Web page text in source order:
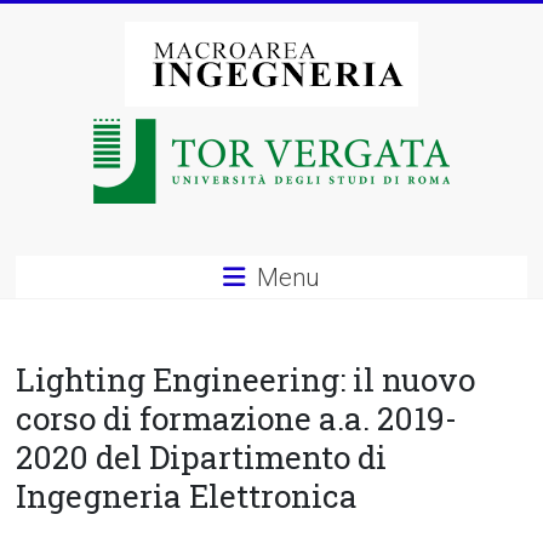
Macroarea
degli
Studi
di
Roma
Menu
Lighting Engineering: il nuovo
corso di formazione a.a. 2019-
2020 del Dipartimento di
Ingegneria Elettronica